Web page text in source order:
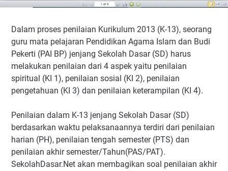
Dalam proses penilaian Kurikulum 2013 (K-13), seorang
guru mata pelajaran Pendidikan Agama Islam dan Budi
Pekerti (PAI BP) jenjang Sekolah Dasar (SD) harus
melakukan penilaian dari 4 aspek yaitu penilaian
spiritual (KI 1), penilaian sosial (KI 2), penilaian
pengetahuan (KI 3) dan penilaian keterampilan (KI 4).
Penilaian dalam K-13 jenjang Sekolah Dasar (SD)
berdasarkan waktu pelaksanaannya terdiri dari penilaian
harian (PH), penilaian tengah semester (PTS) dan
penilaian akhir semester/Tahun(PAS/PAT).
SekolahDasar.Net akan membagikan soal penilaian akhir